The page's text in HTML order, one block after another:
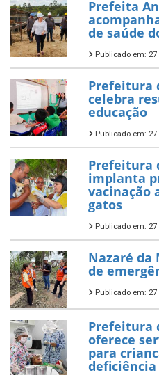
Prefeita
de saúde
Publicado em:
Prefeitura
celebra
educação
Publicado em:
Prefeitura
implanta
vacinação
gatos
Publicado em:
Nazaré da
de
Publicado em:
Prefeitura
oferece
para
deficiência